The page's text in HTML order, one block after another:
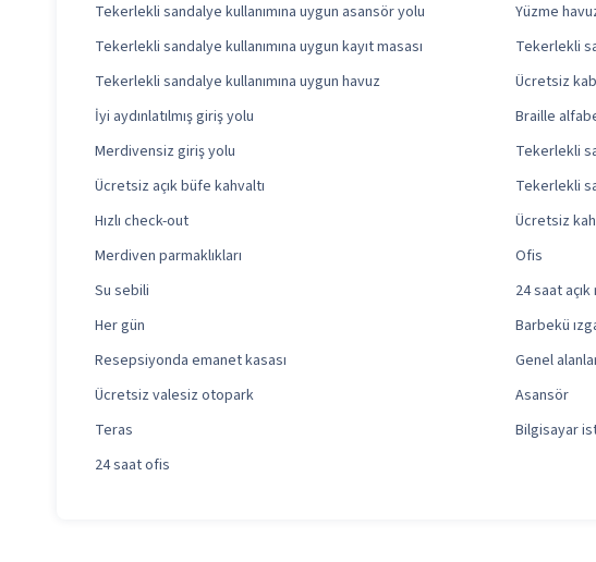
Tekerlekli sandalye kullanımına uygun asansör yolu
Yüzme
Tekerlekli sandalye kullanımına uygun kayıt masası
Tekerlekli
Tekerlekli sandalye kullanımına uygun havuz
Ücretsiz
İyi aydınlatılmış giriş yolu
Braille
Merdivensiz giriş yolu
Tekerlekli
Ücretsiz açık büfe kahvaltı
Tekerlekli
Hızlı check-out
Ücretsiz
Merdiven parmaklıkları
Ofis
Su sebili
24 saat
Her gün
Barbekü
Resepsiyonda emanet kasası
Genel
Ücretsiz valesiz otopark
Asansör
Teras
Bilgisayar
24 saat ofis